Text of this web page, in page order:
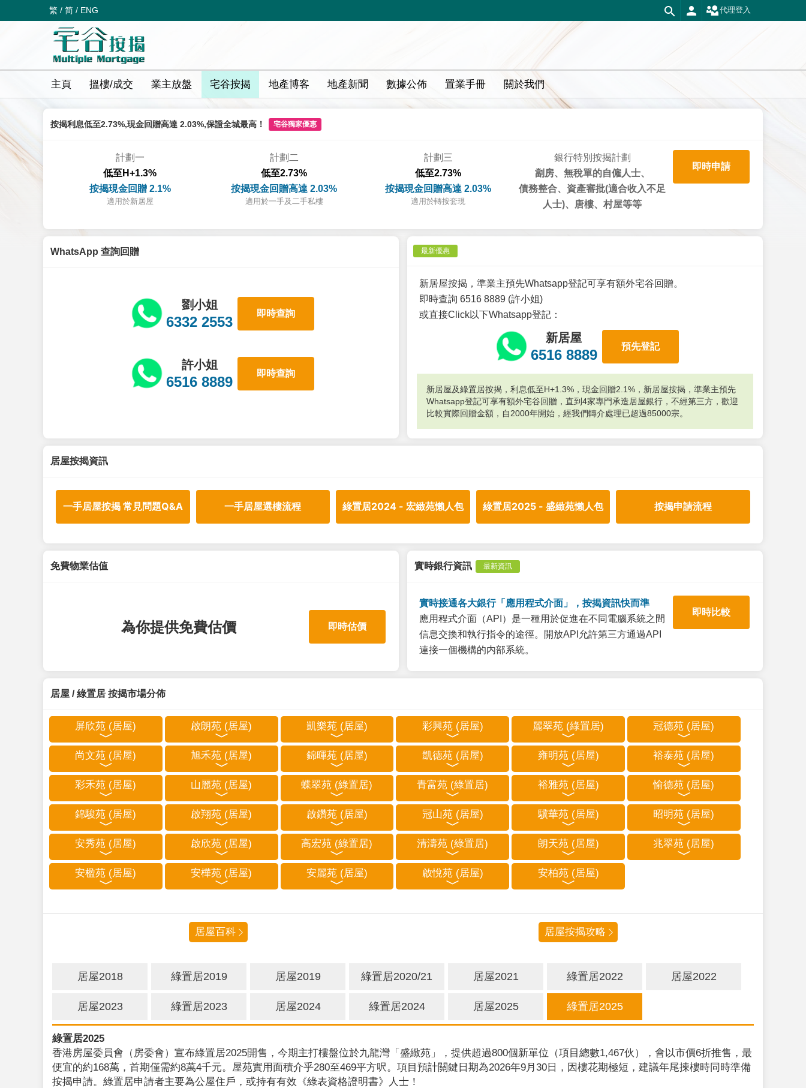
繁 / 简 / ENG 代理登入
主頁 搵樓/成交 業主放盤 宅谷按揭 地產博客 地產新聞 數據公佈 置業手冊 關於我們
按揭利息低至2.73%,現金回贈高達 2.03%,保證全城最高！ 宅谷獨家優惠
計劃一
低至H+1.3%
按揭現金回贈 2.1%
適用於新居屋
計劃二
低至2.73%
按揭現金回贈高達 2.03%
適用於一手及二手私樓
計劃三
低至2.73%
按揭現金回贈高達 2.03%
適用於轉按套現
銀行特別按揭計劃
劏房、無稅單的自僱人士、
債務整合、資產審批(適合收入不足
人士)、唐樓、村屋等等
即時申請
WhatsApp 查詢回贈
劉小姐
6332 2553
即時查詢
許小姐
6516 8889
即時查詢
最新優惠
新居屋按揭，準業主預先Whatsapp登記可享有額外宅谷回贈。
即時查詢 6516 8889 (許小姐)
或直接Click以下Whatsapp登記：
新居屋
6516 8889
預先登記
新居屋及綠置居按揭，利息低至H+1.3%，現金回贈2.1%，新居屋按揭，準業主預先
Whatsapp登記可享有額外宅谷回贈，直到4家專門承造居屋銀行，不經第三方，歡迎
比較實際回贈金額，自2000年開始，經我們轉介處理已超過85000宗。
居屋按揭資訊
一手居屋按揭 常見問題Q&A 一手居屋選樓流程 綠置居2024 - 宏緻苑懶人包 綠置居2025 - 盛緻苑懶人包 按揭申請流程
免費物業估值
為你提供免費估價 即時估價
實時銀行資訊 最新資訊
實時接通各大銀行「應用程式介面」，按揭資訊快而準
應用程式介面（API）是一種用於促進在不同電腦系統之間
信息交換和執行指令的途徑。開放API允許第三方通過API
連接一個機構的内部系統。
即時比較
居屋 / 綠置居 按揭市場分佈
屏欣苑 (居屋) 啟朗苑 (居屋) 凱樂苑 (居屋) 彩興苑 (居屋) 麗翠苑 (綠置居) 冠德苑 (居屋)
尚文苑 (居屋) 旭禾苑 (居屋) 錦暉苑 (居屋) 凱德苑 (居屋) 雍明苑 (居屋) 裕泰苑 (居屋)
彩禾苑 (居屋) 山麗苑 (居屋) 蝶翠苑 (綠置居) 青富苑 (綠置居) 裕雅苑 (居屋) 愉德苑 (居屋)
錦駿苑 (居屋) 啟翔苑 (居屋) 啟鑽苑 (居屋) 冠山苑 (居屋) 驥華苑 (居屋) 昭明苑 (居屋)
安秀苑 (居屋) 啟欣苑 (居屋) 高宏苑 (綠置居) 清濤苑 (綠置居) 朗天苑 (居屋) 兆翠苑 (居屋)
安楹苑 (居屋) 安樺苑 (居屋) 安麗苑 (居屋) 啟悅苑 (居屋) 安柏苑 (居屋)
居屋百科 居屋按揭攻略
居屋2018 綠置居2019 居屋2019 綠置居2020/21 居屋2021 綠置居2022 居屋2022
居屋2023 綠置居2023 居屋2024 綠置居2024 居屋2025 綠置居2025
綠置居2025
香港房屋委員會（房委會）宣布綠置居2025開售，今期主打樓盤位於九龍灣「盛緻苑」，提供超過800個新單位（項目總數1,467伙），會以市價6折推售，最
便宜的約168萬，首期僅需約8萬4千元。屋苑實用面積介乎280至469平方呎。項目預計關鍵日期為2026年9月30日，因樓花期極短，建議年尾揀樓時同時準備
按揭申請。綠置居申請者主要為公屋住戶，或持有有效《綠表資格證明書》人士！